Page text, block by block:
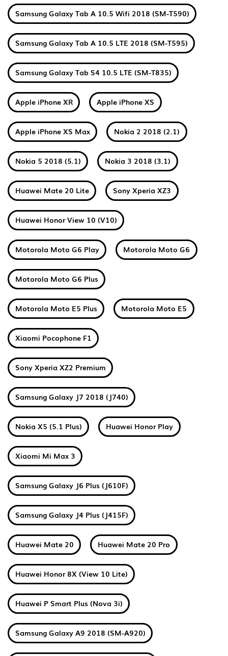
Samsung Galaxy Tab A 10.5 Wifi 2018 (SM-T590)
Samsung Galaxy Tab A 10.5 LTE 2018 (SM-T595)
Samsung Galaxy Tab S4 10.5 LTE (SM-T835)
Apple iPhone XR Apple iPhone XS
Apple iPhone XS Max Nokia 2 2018 (2.1)
Nokia 5 2018 (5.1) Nokia 3 2018 (3.1)
Huawei Mate 20 Lite Sony Xperia XZ3
Huawei Honor View 10 (V10)
Motorola Moto G6 Play Motorola Moto G6
Motorola Moto G6 Plus
Motorola Moto E5 Plus Motorola Moto E5
Xiaomi Pocophone F1
Sony Xperia XZ2 Premium
Samsung Galaxy J7 2018 (J740)
Nokia X5 (5.1 Plus) Huawei Honor Play
Xiaomi Mi Max 3
Samsung Galaxy J6 Plus (J610F)
Samsung Galaxy J4 Plus (J415F)
Huawei Mate 20 Huawei Mate 20 Pro
Huawei Honor 8X (View 10 Lite)
Huawei P Smart Plus (Nova 3i)
Samsung Galaxy A9 2018 (SM-A920)